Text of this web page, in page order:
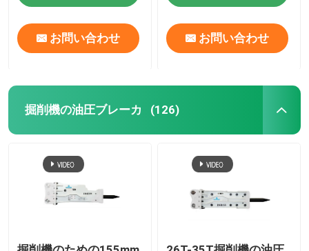
お問い合わせ お問い合わせ
掘削機の油圧ブレーカ (126)